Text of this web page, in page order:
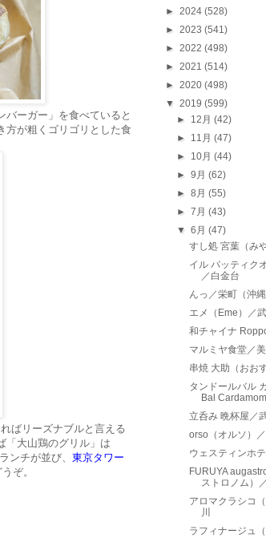
バーガー」を食べていると
方が粗くゴリゴリとした食
ばリーズナブルと言える
「大山鶏のグリル」は
ンチが並び、 東京タワー
ぞ。
► 2024 (528)
► 2023 (541)
► 2022 (498)
► 2021 (514)
► 2020 (498)
▼ 2019 (599)
► 12月(42)
► 11月(47)
► 10月(44)
►9月(62)
►8月(55)
►7月(43)
▼6月(47)
すし処 宮葉（み
イル バッティク
／白金台
んっ／栄町（沖縄
エメ（Eme）／
和チャイナ
マルミヤ食堂／美
串焼 大助（おお
タンドールバル
Bal
立呑み 晩杯屋／
orso（オルソ）
ウェスティンホ
FURUYA
ストロノム）
アロマクラシコ
川
ラフィナージュ